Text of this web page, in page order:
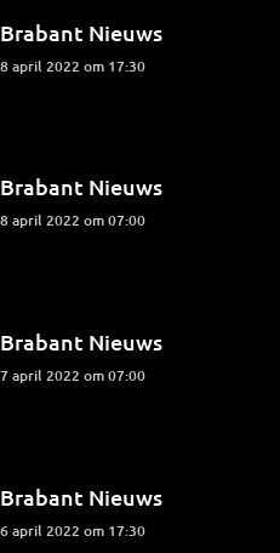
Brabant Nieuws
8 april 2022 om 17:30
Brabant Nieuws
8 april 2022 om 07:00
Brabant Nieuws
7 april 2022 om 07:00
Brabant Nieuws
6 april 2022 om 17:30